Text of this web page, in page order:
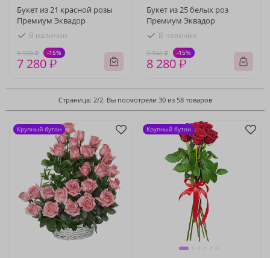
Букет из 21 красной розы
Премиум Эквадор
В наличии
8 560 ₽ -15%
7 280 ₽
Букет из 25 белых роз
Премиум Эквадор
В наличии
9 740 ₽ -15%
8 280 ₽
Страница: 2/2. Вы посмотрели 30 из 58 товаров
Крупный бутон Крупный бутон